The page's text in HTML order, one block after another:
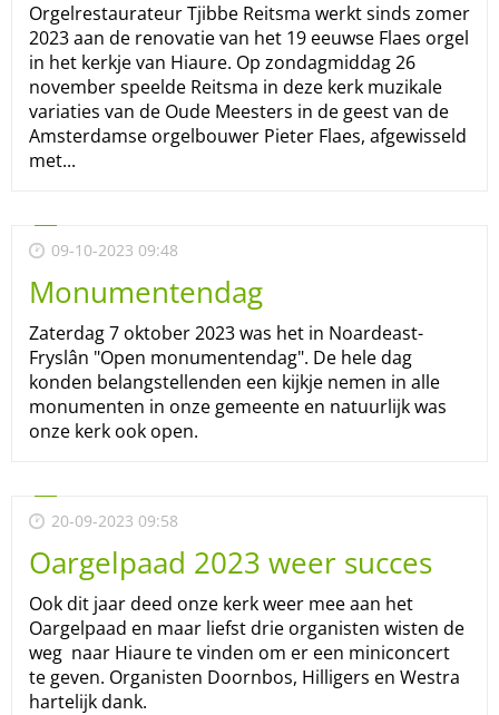
Orgelrestaurateur Tjibbe Reitsma werkt sinds zomer
2023 aan de renovatie van het 19 eeuwse Flaes orgel
in het kerkje van Hiaure. Op zondagmiddag 26
november speelde Reitsma in deze kerk muzikale
variaties van de Oude Meesters in de geest van de
Amsterdamse orgelbouwer Pieter Flaes, afgewisseld
met...
09-10-2023 09:48
Monumentendag
Zaterdag 7 oktober 2023 was het in Noardeast-
Fryslân "Open monumentendag". De hele dag
konden belangstellenden een kijkje nemen in alle
monumenten in onze gemeente en natuurlijk was
onze kerk ook open.
20-09-2023 09:58
Oargelpaad 2023 weer succes
Ook dit jaar deed onze kerk weer mee aan het
Oargelpaad en maar liefst drie organisten wisten de
weg naar Hiaure te vinden om er een miniconcert
te geven. Organisten Doornbos, Hilligers en Westra
hartelijk dank.